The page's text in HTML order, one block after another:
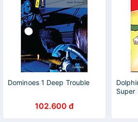
Dominoes 1 Deep Trouble
102.600 đ
Super